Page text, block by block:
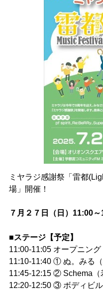
ミヤラジ感謝祭「雷都
場」開催！
７月２７日（日）11:00
■ステージ【予定】
11:00-11:05 オープニング
11:10-11:40 ① ぬ。みる（
11:45-12:15 ② Schema（
12:20-12:50 ③ ボディビ